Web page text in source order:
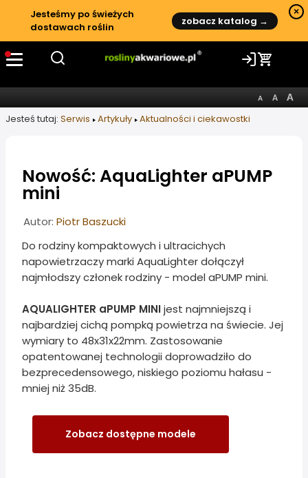
Jesteśmy po świeżych
dostawach roślin
zobacz katalog →
×
Jesteś tutaj: Serwis Artykuły Aktualności i ciekawostki
Nowość: AquaLighter aPUMP
mini
Informacje o artykule
Autor: Piotr Baszucki
Do rodziny kompaktowych i ultracichych
napowietrzaczy marki AquaLighter dołączył
najmłodszy członek rodziny - model aPUMP mini.
AQUALIGHTER aPUMP MINIjest najmniejszą i
najbardziej cichą pompką powietrza na świecie. Jej
wymiary to 48x31x22mm. Zastosowanie
opatentowanej technologii doprowadziło do
bezprecedensowego, niskiego poziomu hałasu -
mniej niż 35dB.
Zobacz dostępne modele